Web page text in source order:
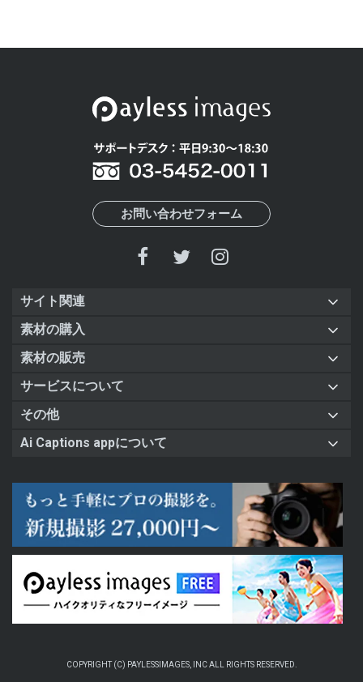
お問い合わせフォーム
サイト関連
素材の購入
素材の販売
サービスについて
その他
Ai Captions appについて
COPYRIGHT (C) PAYLESSIMAGES, INC ALL RIGHTS RESERVED.